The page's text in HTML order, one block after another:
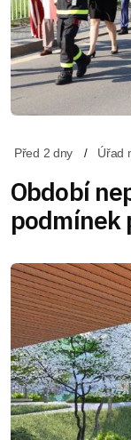
Před 2 dny Úřad
Období
podmínek